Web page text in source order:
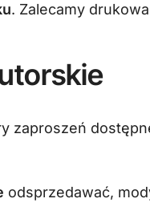
. Zalecamy
zaproszeń
odsprzedawać,